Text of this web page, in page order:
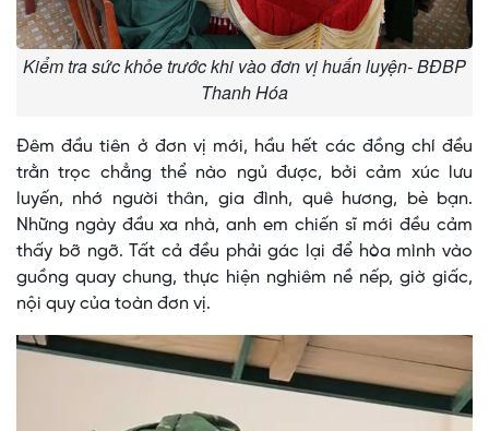
Kiểm tra sức khỏe trước khi vào đơn vị huấn luyện- BĐBP
Thanh Hóa
Đêm đầu tiên ở đơn vị mới, hầu hết các đồng chí đều
trằn trọc chẳng thể nào ngủ được, bởi cảm xúc lưu
luyến, nhớ người thân, gia đình, quê hương, bè bạn.
Những ngày đầu xa nhà, anh em chiến sĩ mới đều cảm
thấy bỡ ngỡ. Tất cả đều phải gác lại để hòa mình vào
guồng quay chung, thực hiện nghiêm nề nếp, giờ giấc,
nội quy của toàn đơn vị.